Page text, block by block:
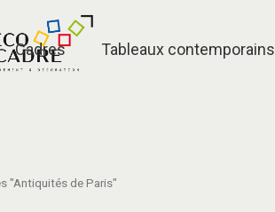
Cadres Tableaux contemporains
"Antiquités de Paris"